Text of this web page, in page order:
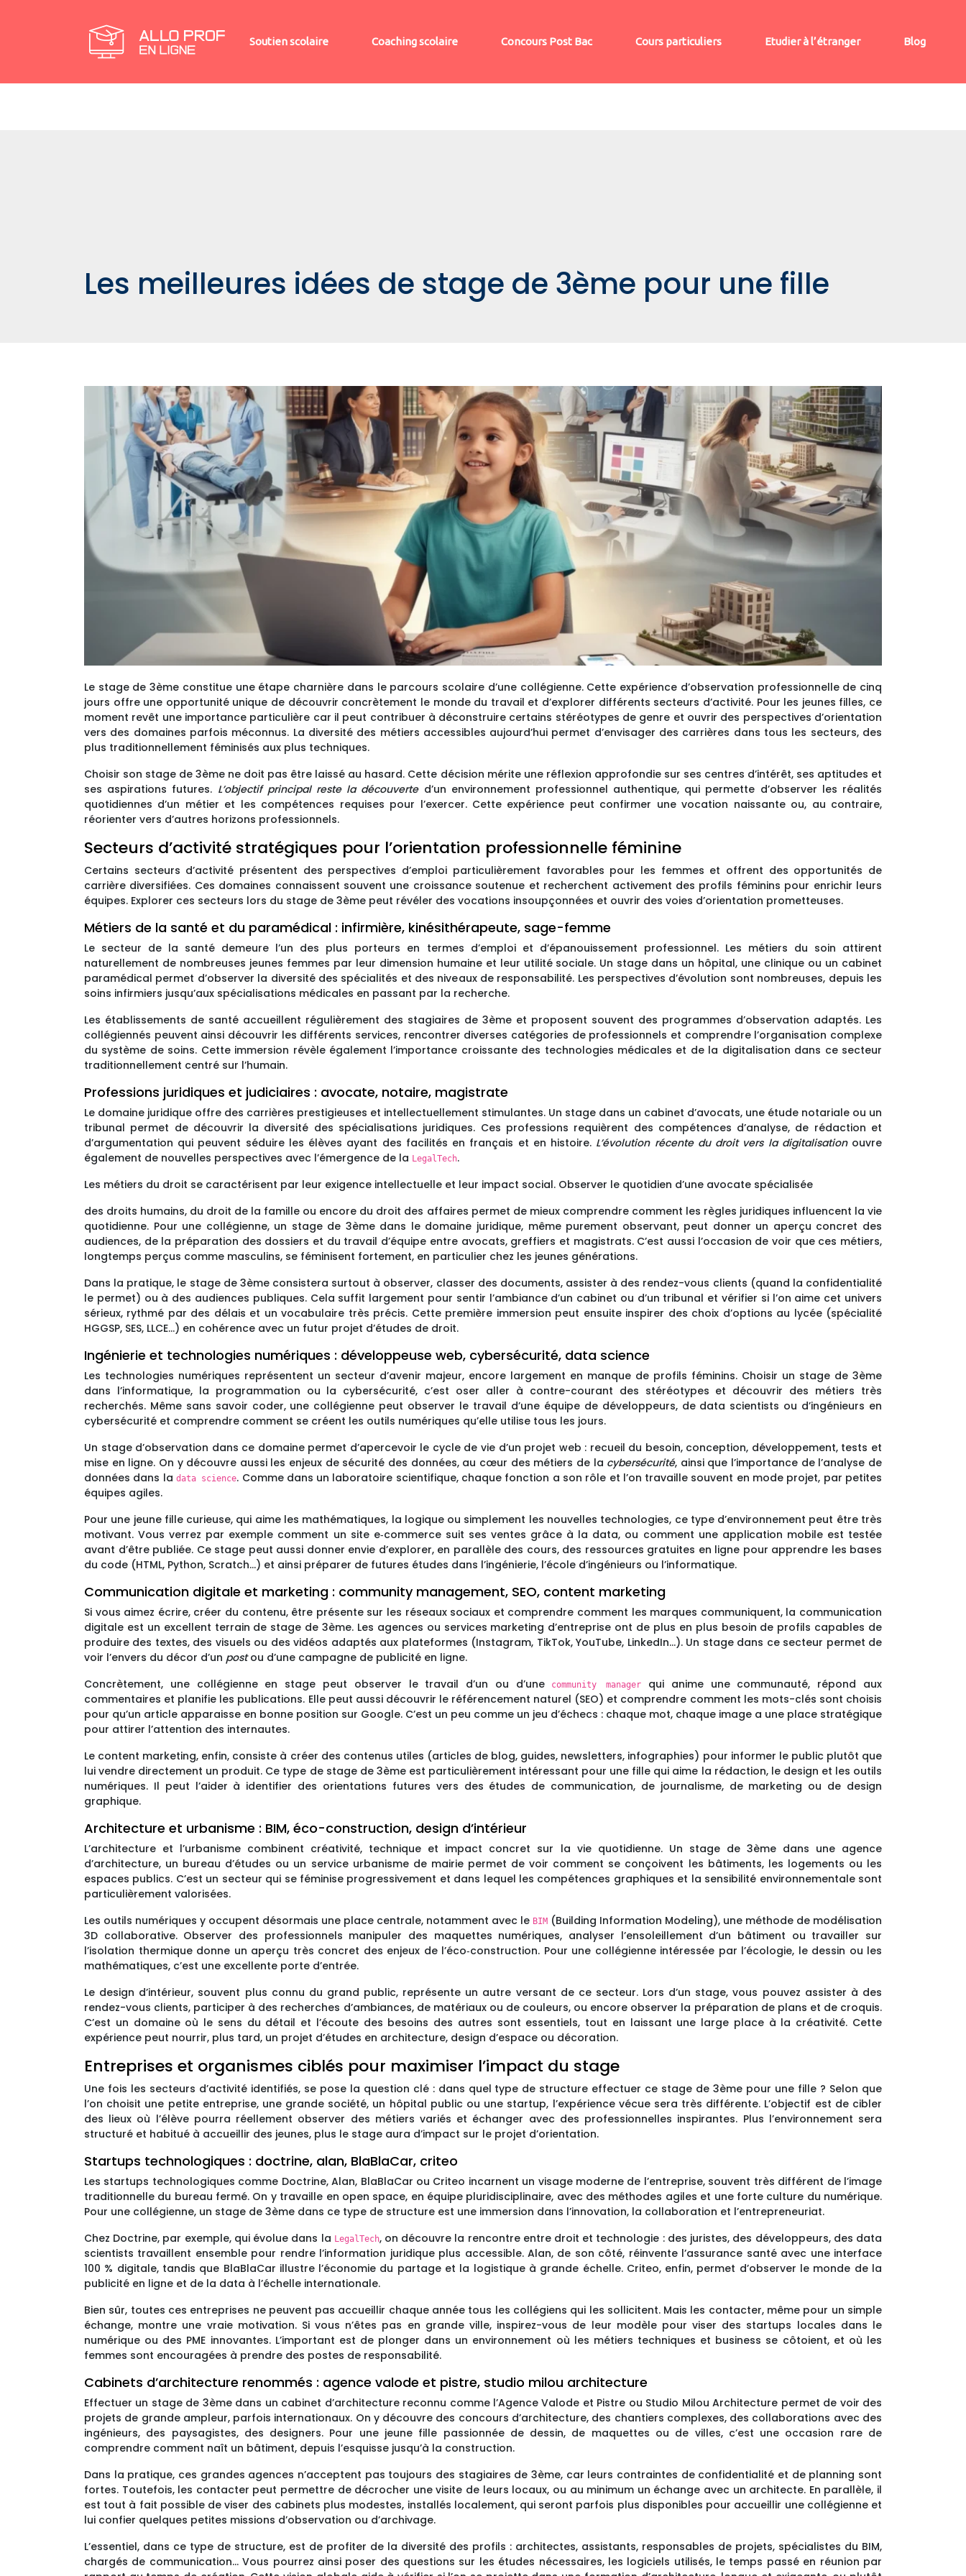
Soutien scolaire Coaching scolaire Concours Post Bac Cours particuliers Etudier à l’étranger Blog
Les meilleures idées de stage de 3ème pour une fille
Le stage de 3ème constitue une étape charnière dans le parcours scolaire d’une collégienne. Cette expérience d’observation professionnelle de cinq
jours offre une opportunité unique de découvrir concrètement le monde du travail et d’explorer différents secteurs d’activité. Pour les jeunes filles, ce
moment revêt une importance particulière car il peut contribuer à déconstruire certains stéréotypes de genre et ouvrir des perspectives d’orientation
vers des domaines parfois méconnus. La diversité des métiers accessibles aujourd’hui permet d’envisager des carrières dans tous les secteurs, des
plus traditionnellement féminisés aux plus techniques.
Choisir son stage de 3ème ne doit pas être laissé au hasard. Cette décision mérite une réflexion approfondie sur ses centres d’intérêt, ses aptitudes et
ses aspirations futures. L’objectif principal reste la découverted’un environnement professionnel authentique, qui permette d’observer les réalités
quotidiennes d’un métier et les compétences requises pour l’exercer. Cette expérience peut confirmer une vocation naissante ou, au contraire,
réorienter vers d’autres horizons professionnels.
Secteurs d’activité stratégiques pour l’orientation professionnelle féminine
Certains secteurs d’activité présentent des perspectives d’emploi particulièrement favorables pour les femmes et offrent des opportunités de
carrière diversifiées. Ces domaines connaissent souvent une croissance soutenue et recherchent activement des profils féminins pour enrichir leurs
équipes. Explorer ces secteurs lors du stage de 3ème peut révéler des vocations insoupçonnées et ouvrir des voies d’orientation prometteuses.
Métiers de la santé et du paramédical : infirmière, kinésithérapeute, sage-femme
Le secteur de la santé demeure l’un des plus porteurs en termes d’emploi et d’épanouissement professionnel. Les métiers du soin attirent
naturellement de nombreuses jeunes femmes par leur dimension humaine et leur utilité sociale. Un stage dans un hôpital, une clinique ou un cabinet
paramédical permet d’observer la diversité des spécialités et des niveaux de responsabilité. Les perspectives d’évolution sont nombreuses, depuis les
soins infirmiers jusqu’aux spécialisations médicales en passant par la recherche.
Les établissements de santé accueillent régulièrement des stagiaires de 3ème et proposent souvent des programmes d’observation adaptés. Les
collégiennés peuvent ainsi découvrir les différents services, rencontrer diverses catégories de professionnels et comprendre l’organisation complexe
du système de soins. Cette immersion révèle également l’importance croissante des technologies médicales et de la digitalisation dans ce secteur
traditionnellement centré sur l’humain.
Professions juridiques et judiciaires : avocate, notaire, magistrate
Le domaine juridique offre des carrières prestigieuses et intellectuellement stimulantes. Un stage dans un cabinet d’avocats, une étude notariale ou un
tribunal permet de découvrir la diversité des spécialisations juridiques. Ces professions requièrent des compétences d’analyse, de rédaction et
d’argumentation qui peuvent séduire les élèves ayant des facilités en français et en histoire. L’évolution récente du droit vers la digitalisationouvre
également de nouvelles perspectives avec l’émergence de la LegalTech.
Les métiers du droit se caractérisent par leur exigence intellectuelle et leur impact social. Observer le quotidien d’une avocate spécialisée
des droits humains, du droit de la famille ou encore du droit des affaires permet de mieux comprendre comment les règles juridiques influencent la vie
quotidienne. Pour une collégienne, un stage de 3ème dans le domaine juridique, même purement observant, peut donner un aperçu concret des
audiences, de la préparation des dossiers et du travail d’équipe entre avocats, greffiers et magistrats. C’est aussi l’occasion de voir que ces métiers,
longtemps perçus comme masculins, se féminisent fortement, en particulier chez les jeunes générations.
Dans la pratique, le stage de 3ème consistera surtout à observer, classer des documents, assister à des rendez-vous clients (quand la confidentialité
le permet) ou à des audiences publiques. Cela suffit largement pour sentir l’ambiance d’un cabinet ou d’un tribunal et vérifier si l’on aime cet univers
sérieux, rythmé par des délais et un vocabulaire très précis. Cette première immersion peut ensuite inspirer des choix d’options au lycée (spécialité
HGGSP, SES, LLCE…) en cohérence avec un futur projet d’études de droit.
Ingénierie et technologies numériques : développeuse web, cybersécurité, data science
Les technologies numériques représentent un secteur d’avenir majeur, encore largement en manque de profils féminins. Choisir un stage de 3ème
dans l’informatique, la programmation ou la cybersécurité, c’est oser aller à contre-courant des stéréotypes et découvrir des métiers très
recherchés. Même sans savoir coder, une collégienne peut observer le travail d’une équipe de développeurs, de data scientists ou d’ingénieurs en
cybersécurité et comprendre comment se créent les outils numériques qu’elle utilise tous les jours.
Un stage d’observation dans ce domaine permet d’apercevoir le cycle de vie d’un projet web : recueil du besoin, conception, développement, tests et
mise en ligne. On y découvre aussi les enjeux de sécurité des données, au cœur des métiers de la cybersécurité, ainsi que l’importance de l’analyse de
données dans la data science. Comme dans un laboratoire scientifique, chaque fonction a son rôle et l’on travaille souvent en mode projet, par petites
équipes agiles.
Pour une jeune fille curieuse, qui aime les mathématiques, la logique ou simplement les nouvelles technologies, ce type d’environnement peut être très
motivant. Vous verrez par exemple comment un site e‑commerce suit ses ventes grâce à la data, ou comment une application mobile est testée
avant d’être publiée. Ce stage peut aussi donner envie d’explorer, en parallèle des cours, des ressources gratuites en ligne pour apprendre les bases
du code (HTML, Python, Scratch…) et ainsi préparer de futures études dans l’ingénierie, l’école d’ingénieurs ou l’informatique.
Communication digitale et marketing : community management, SEO, content marketing
Si vous aimez écrire, créer du contenu, être présente sur les réseaux sociaux et comprendre comment les marques communiquent, la communication
digitale est un excellent terrain de stage de 3ème. Les agences ou services marketing d’entreprise ont de plus en plus besoin de profils capables de
produire des textes, des visuels ou des vidéos adaptés aux plateformes (Instagram, TikTok, YouTube, LinkedIn…). Un stage dans ce secteur permet de
voir l’envers du décor d’un postou d’une campagne de publicité en ligne.
Concrètement, une collégienne en stage peut observer le travail d’un ou d’une
community manager
qui anime une communauté, répond aux
commentaires et planifie les publications. Elle peut aussi découvrir le référencement naturel (SEO) et comprendre comment les mots-clés sont choisis
pour qu’un article apparaisse en bonne position sur Google. C’est un peu comme un jeu d’échecs : chaque mot, chaque image a une place stratégique
pour attirer l’attention des internautes.
Le content marketing, enfin, consiste à créer des contenus utiles (articles de blog, guides, newsletters, infographies) pour informer le public plutôt que
lui vendre directement un produit. Ce type de stage de 3ème est particulièrement intéressant pour une fille qui aime la rédaction, le design et les outils
numériques. Il peut l’aider à identifier des orientations futures vers des études de communication, de journalisme, de marketing ou de design
graphique.
Architecture et urbanisme : BIM, éco-construction, design d’intérieur
L’architecture et l’urbanisme combinent créativité, technique et impact concret sur la vie quotidienne. Un stage de 3ème dans une agence
d’architecture, un bureau d’études ou un service urbanisme de mairie permet de voir comment se conçoivent les bâtiments, les logements ou les
espaces publics. C’est un secteur qui se féminise progressivement et dans lequel les compétences graphiques et la sensibilité environnementale sont
particulièrement valorisées.
Les outils numériques y occupent désormais une place centrale, notamment avec le BIM (Building Information Modeling), une méthode de modélisation
3D collaborative. Observer des professionnels manipuler des maquettes numériques, analyser l’ensoleillement d’un bâtiment ou travailler sur
l’isolation thermique donne un aperçu très concret des enjeux de l’éco‑construction. Pour une collégienne intéressée par l’écologie, le dessin ou les
mathématiques, c’est une excellente porte d’entrée.
Le design d’intérieur, souvent plus connu du grand public, représente un autre versant de ce secteur. Lors d’un stage, vous pouvez assister à des
rendez-vous clients, participer à des recherches d’ambiances, de matériaux ou de couleurs, ou encore observer la préparation de plans et de croquis.
C’est un domaine où le sens du détail et l’écoute des besoins des autres sont essentiels, tout en laissant une large place à la créativité. Cette
expérience peut nourrir, plus tard, un projet d’études en architecture, design d’espace ou décoration.
Entreprises et organismes ciblés pour maximiser l’impact du stage
Une fois les secteurs d’activité identifiés, se pose la question clé : dans quel type de structure effectuer ce stage de 3ème pour une fille ? Selon que
l’on choisit une petite entreprise, une grande société, un hôpital public ou une startup, l’expérience vécue sera très différente. L’objectif est de cibler
des lieux où l’élève pourra réellement observer des métiers variés et échanger avec des professionnelles inspirantes. Plus l’environnement sera
structuré et habitué à accueillir des jeunes, plus le stage aura d’impact sur le projet d’orientation.
Startups technologiques : doctrine, alan, BlaBlaCar, criteo
Les startups technologiques comme Doctrine, Alan, BlaBlaCar ou Criteo incarnent un visage moderne de l’entreprise, souvent très différent de l’image
traditionnelle du bureau fermé. On y travaille en open space, en équipe pluridisciplinaire, avec des méthodes agiles et une forte culture du numérique.
Pour une collégienne, un stage de 3ème dans ce type de structure est une immersion dans l’innovation, la collaboration et l’entrepreneuriat.
Chez Doctrine, par exemple, qui évolue dans la LegalTech, on découvre la rencontre entre droit et technologie : des juristes, des développeurs, des data
scientists travaillent ensemble pour rendre l’information juridique plus accessible. Alan, de son côté, réinvente l’assurance santé avec une interface
100 % digitale, tandis que BlaBlaCar illustre l’économie du partage et la logistique à grande échelle. Criteo, enfin, permet d’observer le monde de la
publicité en ligne et de la data à l’échelle internationale.
Bien sûr, toutes ces entreprises ne peuvent pas accueillir chaque année tous les collégiens qui les sollicitent. Mais les contacter, même pour un simple
échange, montre une vraie motivation. Si vous n’êtes pas en grande ville, inspirez-vous de leur modèle pour viser des startups locales dans le
numérique ou des PME innovantes. L’important est de plonger dans un environnement où les métiers techniques et business se côtoient, et où les
femmes sont encouragées à prendre des postes de responsabilité.
Cabinets d’architecture renommés : agence valode et pistre, studio milou architecture
Effectuer un stage de 3ème dans un cabinet d’architecture reconnu comme l’Agence Valode et Pistre ou Studio Milou Architecture permet de voir des
projets de grande ampleur, parfois internationaux. On y découvre des concours d’architecture, des chantiers complexes, des collaborations avec des
ingénieurs, des paysagistes, des designers. Pour une jeune fille passionnée de dessin, de maquettes ou de villes, c’est une occasion rare de
comprendre comment naît un bâtiment, depuis l’esquisse jusqu’à la construction.
Dans la pratique, ces grandes agences n’acceptent pas toujours des stagiaires de 3ème, car leurs contraintes de confidentialité et de planning sont
fortes. Toutefois, les contacter peut permettre de décrocher une visite de leurs locaux, ou au minimum un échange avec un architecte. En parallèle, il
est tout à fait possible de viser des cabinets plus modestes, installés localement, qui seront parfois plus disponibles pour accueillir une collégienne et
lui confier quelques petites missions d’observation ou d’archivage.
L’essentiel, dans ce type de structure, est de profiter de la diversité des profils : architectes, assistants, responsables de projets, spécialistes du BIM,
chargés de communication… Vous pourrez ainsi poser des questions sur les études nécessaires, les logiciels utilisés, le temps passé en réunion par